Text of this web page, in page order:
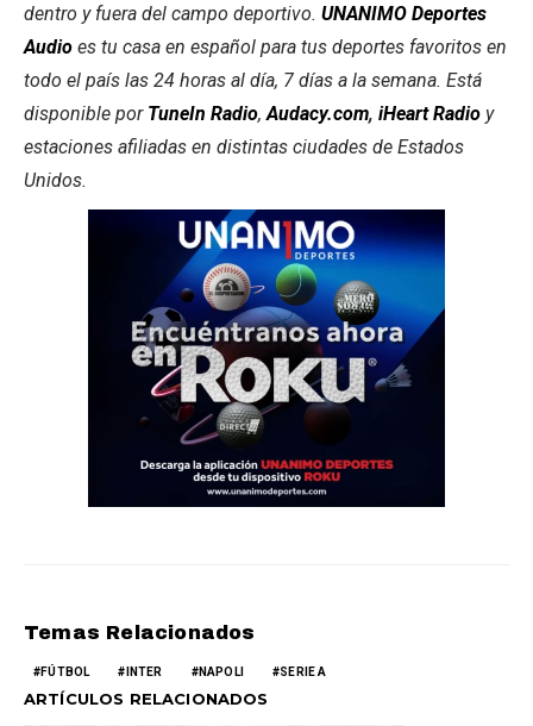
dentro y fuera del campo deportivo. UNANIMO Deportes
Audio es tu casa en español para tus deportes favoritos en
todo el país las 24 horas al día, 7 días a la semana. Está
disponible por TuneIn Radio,Audacy.com, iHeart Radio y
estaciones afiliadas en distintas ciudades de Estados
Unidos.
Temas Relacionados
FÚTBOL INTER NAPOLI SERIE A
ARTÍCULOS RELACIONADOS